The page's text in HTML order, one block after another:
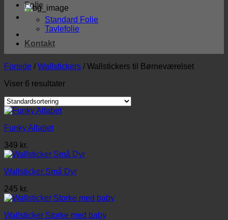
Folie
Standard Folie
Tavlefolie
Kontakt
Forside / Wallstickers / Wallstickers til Børneværelset
Viser 6 resultater
Funky Alfabet
349 kr.
Wallsticker Små Dyr
245 kr.
Wallsticker Storke med baby